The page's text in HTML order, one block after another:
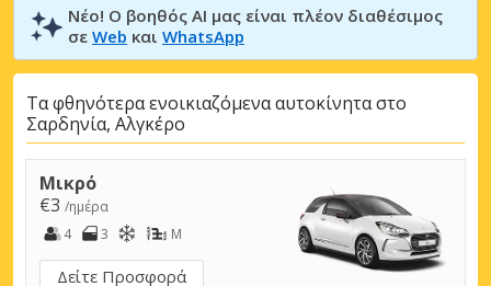
Νέο! Ο βοηθός AI μας είναι πλέον διαθέσιμος
σε Web και WhatsApp
Τα φθηνότερα ενοικιαζόμενα αυτοκίνητα στο
Σαρδηνία, Αλγκέρο
Μικρό
€3 /ημέρα
4
3 M
Δείτε Προσφορά